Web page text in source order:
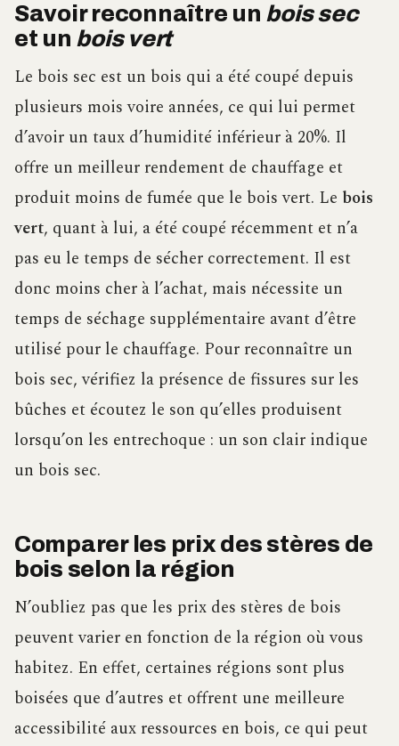
Savoir reconnaître un bois sec
et un bois vert
Le bois sec est un bois qui a été coupé depuis
plusieurs mois voire années, ce qui lui permet
d’avoir un taux d’humidité inférieur à 20%. Il
offre un meilleur rendement de chauffage et
produit moins de fumée que le bois vert. Le bois
vert, quant à lui, a été coupé récemment et n’a
pas eu le temps de sécher correctement. Il est
donc moins cher à l’achat, mais nécessite un
temps de séchage supplémentaire avant d’être
utilisé pour le chauffage. Pour reconnaître un
bois sec, vérifiez la présence de fissures sur les
bûches et écoutez le son qu’elles produisent
lorsqu’on les entrechoque : un son clair indique
un bois sec.
Comparer les prix des stères de
bois selon la région
N’oubliez pas que les prix des stères de bois
peuvent varier en fonction de la région où vous
habitez. En effet, certaines régions sont plus
boisées que d’autres et offrent une meilleure
accessibilité aux ressources en bois, ce qui peut